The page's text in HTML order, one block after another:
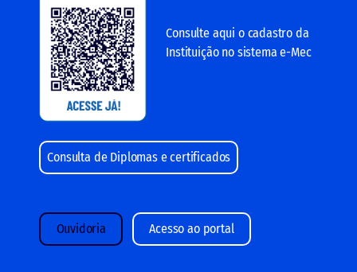
Consulte aqui o cadastro da
Instituição no sistema e-Mec
Consulta de Diplomas e certificados
Ouvidoria Acesso ao portal